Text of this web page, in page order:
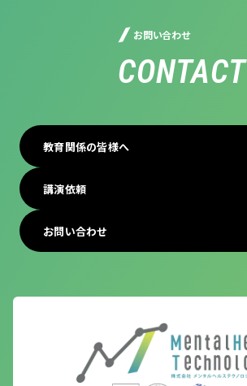
お問い合わせ
CONTACT
教育関係の皆様へ
講演依頼
お問い合わせ